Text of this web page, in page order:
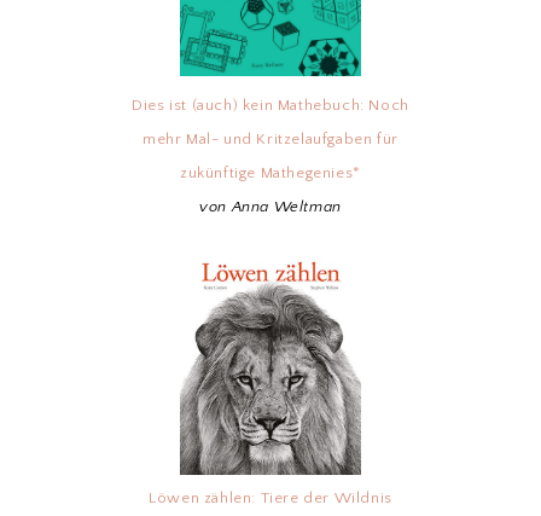
Dies ist (auch) kein Mathebuch: Noch
mehr Mal- und Kritzelaufgaben für
zukünftige Mathegenies*
von Anna Weltman
Löwen zählen: Tiere der Wildnis